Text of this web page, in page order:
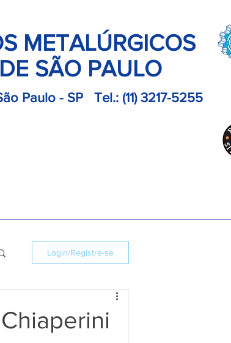
METALÚRGICOS
SÃO PAULO
Paulo - SP Tel.: (11) 3217-5255
Login/Registre-se